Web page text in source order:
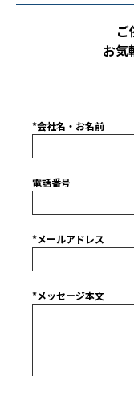
ご
お気
*会社名・お名前
電話番号
*メールアドレス
*メッセージ本文